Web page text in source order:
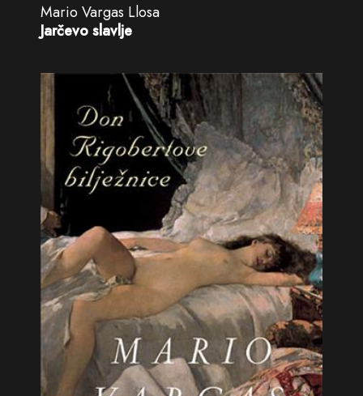
Mario Vargas Llosa
Jarčevo slavlje